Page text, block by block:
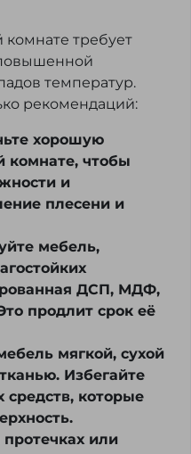
требует
температур.
рекомендаций:
хорошую
комнате, чтобы
и
плесени и
мебель,
ДСП, МДФ,
продлит срок её
мягкой, сухой
Избегайте
которые
или